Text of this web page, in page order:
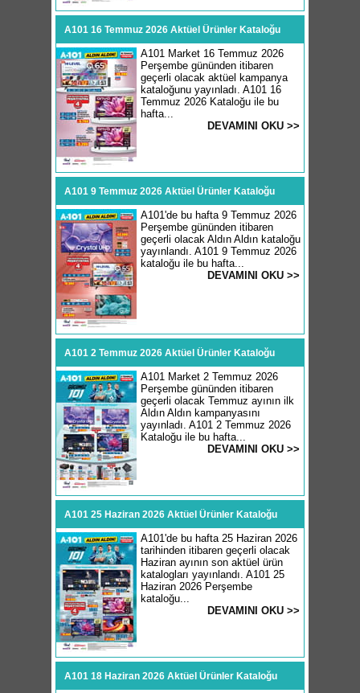
A101 16 Temmuz 2026 Aktüel Ürünler Kataloğu
A101 Market 16 Temmuz 2026
Perşembe gününden itibaren
geçerli olacak aktüel kampanya
kataloğunu yayınladı. A101 16
Temmuz 2026 Kataloğu ile bu
hafta...
DEVAMINI OKU >>
A101 9 Temmuz 2026 Aktüel Ürünler Kataloğu
A101'de bu hafta 9 Temmuz 2026
Perşembe gününden itibaren
geçerli olacak Aldın Aldın kataloğu
yayınlandı. A101 9 Temmuz 2026
kataloğu ile bu hafta...
DEVAMINI OKU >>
A101 2 Temmuz 2026 Aktüel Ürünler Kataloğu
A101 Market 2 Temmuz 2026
Perşembe gününden itibaren
geçerli olacak Temmuz ayının ilk
Aldın Aldın kampanyasını
yayınladı. A101 2 Temmuz 2026
Kataloğu ile bu hafta...
DEVAMINI OKU >>
A101 25 Haziran 2026 Aktüel Ürünler Kataloğu
A101'de bu hafta 25 Haziran 2026
tarihinden itibaren geçerli olacak
Haziran ayının son aktüel ürün
katalogları yayınlandı. A101 25
Haziran 2026 Perşembe
kataloğu...
DEVAMINI OKU >>
A101 18 Haziran 2026 Aktüel Ürünler Kataloğu